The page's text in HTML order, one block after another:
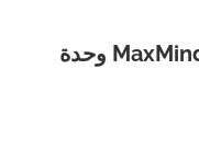
البرنامج التعليمي أباتشي - MaxMind وحدة